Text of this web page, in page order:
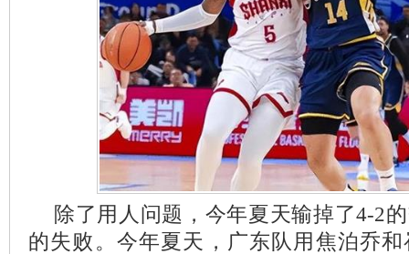
除了用人问题，今年夏天输掉了4-2
的失败。今年夏天，广东队用焦泊乔